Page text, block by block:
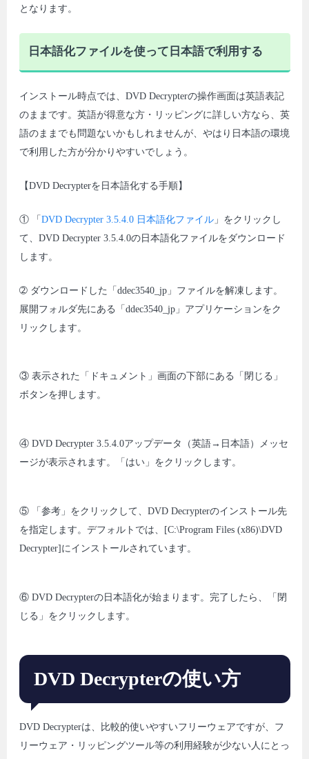
となります。
日本語化ファイルを使って日本語で利用する
インストール時点では、DVD Decrypterの操作画面は英語表記
のままです。英語が得意な方・リッピングに詳しい方なら、英
語のままでも問題ないかもしれませんが、やはり日本語の環境
で利用した方が分かりやすいでしょう。
【DVD Decrypterを日本語化する手順】
① 「DVD Decrypter 3.5.4.0 日本語化ファイル」をクリックし
て、DVD Decrypter 3.5.4.0の日本語化ファイルをダウンロード
します。
➁ ダウンロードした「ddec3540_jp」ファイルを解凍します。
展開フォルダ先にある「ddec3540_jp」アプリケーションをク
リックします。
③ 表示された「ドキュメント」画面の下部にある「閉じる」
ボタンを押します。
④ DVD Decrypter 3.5.4.0アップデータ（英語→日本語）メッセ
ージが表示されます。「はい」をクリックします。
⑤ 「参考」をクリックして、DVD Decrypterのインストール先
を指定します。デフォルトでは、[C:\Program Files (x86)\DVD
Decrypter]にインストールされています。
⑥ DVD Decrypterの日本語化が始まります。完了したら、「閉
じる」をクリックします。
DVD Decrypterの使い方
DVD Decrypterは、比較的使いやすいフリーウェアですが、フ
リーウェア・リッピングツール等の利用経験が少ない人にとっ